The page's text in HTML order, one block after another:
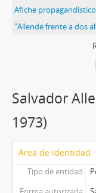
Afiche
"Allende frente a dos
Salvador
1973)
Área de identidad
Tipo de entidad